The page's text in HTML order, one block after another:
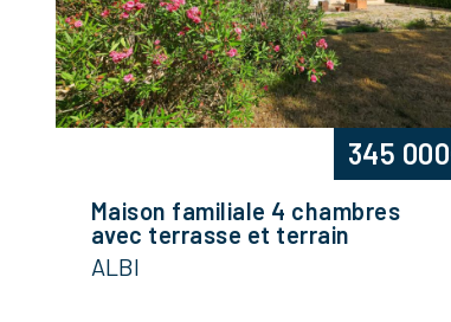
Maison familiale 4 chambres
avec terrasse et terrain
ALBI
345